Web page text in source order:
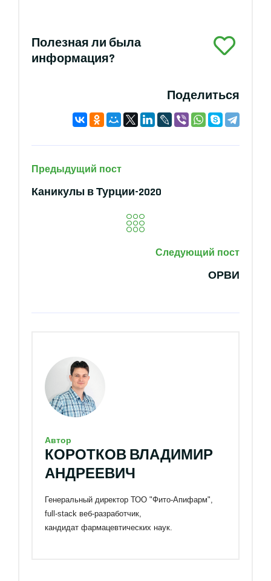
Полезная ли была
информация?
Поделиться
Предыдущий пост
Каникулы в Турции-2020
Следующий пост
ОРВИ
Автор
КОРОТКОВ ВЛАДИМИР
АНДРЕЕВИЧ
Генеральный директор ТОО "Фито-Апифарм",
full-stack веб-разработчик,
кандидат фармацевтических наук.